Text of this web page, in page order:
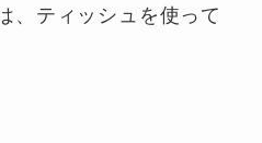
、ティッシュを使って